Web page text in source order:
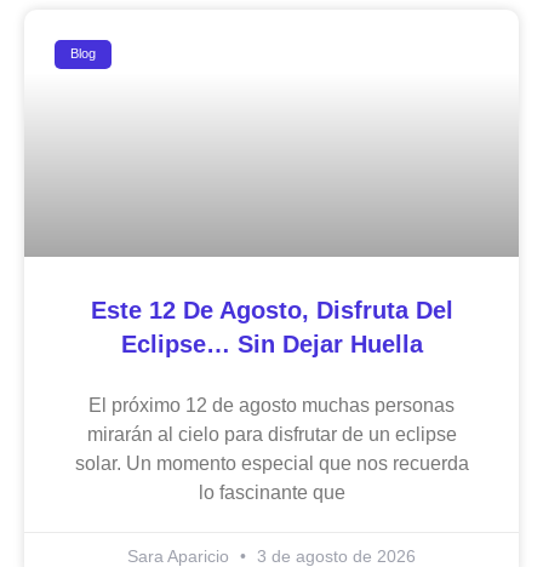
Blog
Este 12 De Agosto, Disfruta Del
Eclipse… Sin Dejar Huella
El próximo 12 de agosto muchas personas
mirarán al cielo para disfrutar de un eclipse
solar. Un momento especial que nos recuerda
lo fascinante que
Sara Aparicio 3 de agosto de 2026